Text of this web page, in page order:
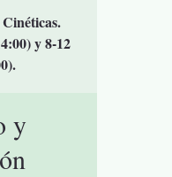
y 8-12
y